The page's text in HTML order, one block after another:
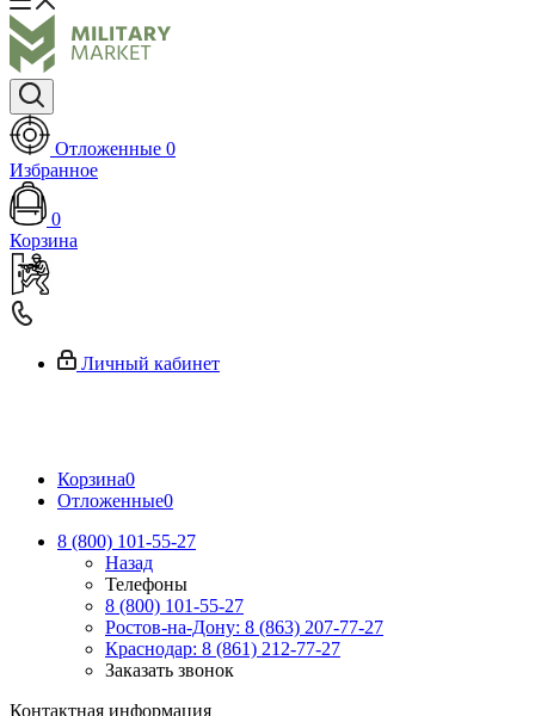
Отложенные 0
Избранное
0
Корзина
Личный кабинет
Корзина0
Отложенные0
8 (800) 101-55-27
Назад
Телефоны
8 (800) 101-55-27
Ростов-на-Дону: 8 (863) 207-77-27
Краснодар: 8 (861) 212-77-27
Заказать звонок
Контактная информация